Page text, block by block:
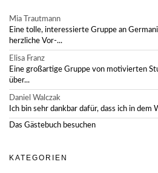
Mia Trautmann
Eine tolle, interessierte Gruppe an
herzliche Vor-...
Elisa Franz
Eine großartige Gruppe von motivierten
über...
Daniel Walczak
Ich bin sehr dankbar dafür, dass ich in dem
Das Gästebuch besuchen
KATEGORIEN